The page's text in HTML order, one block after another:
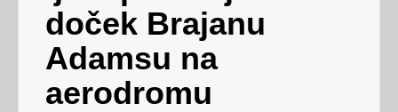
doček Brajanu
Adamsu na
aerodromu